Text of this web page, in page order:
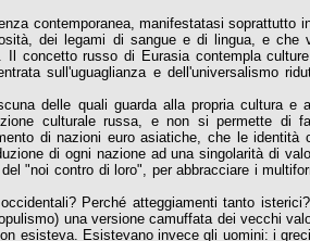
contemporanea, manifestatasi soprattutto
dei legami di sangue e di lingua, e che
concetto russo di Eurasia contempla
sull'uguaglianza e dell'universalismo
delle quali guarda alla propria cultura e
culturale russa, e non si permette di
di nazioni euro asiatiche, che le
di ogni nazione ad una singolarità di
"noi contro di loro", per abbracciare i
Perché atteggiamenti tanto
una versione camuffata dei vecchi
esisteva. Esistevano invece gli uomini: i